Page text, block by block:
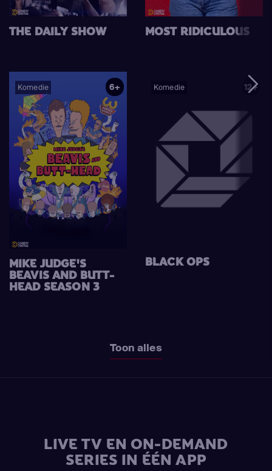
THE DAILY SHOW MOST RIDICULOUS
Komedie 6+
MIKE JUDGE'S
BEAVIS AND BUTT-
HEAD SEASON 3
Komedie 12+
BLACK OPS
Toon alles
LIVE TV EN ON-DEMAND
SERIES IN ÉÉN APP